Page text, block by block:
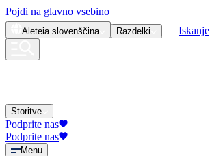
Pojdi na glavno vsebino
Aleteia slovenščina Razdelki Iskanje
Storitve
Podprite nas
Podprite nas
Menu